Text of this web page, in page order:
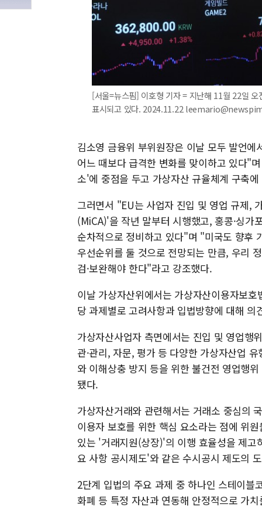
[서울=뉴스핌] 이호형 기자 = 지난해 11월 22일
표시되고 있다. 2024.11.22
김소영 금융위 부위원장은 이날 모두 발언
어느 때보다 급격한 변화를 맞이하고 있다"
소'에 중점을 두고 가상자산 규율체계 구축
그러면서 "EU는 사업자 진입 및 영업 규제,
(MiCA)'을 작년 말부터 시행했고, 홍콩·싱
순차적으로 정비하고 있다"며 "미국도 향후
우선순위를 둘 것으로 전망되는 만큼, 우리
검·보완해야 한다"라고 강조했다.
이날 가상자산위에서는 가상자산이용자보
당 과제별로 고려사항과 입법방향에 대해 의
가상자산사업자 측면에서는 진입 및 영업행
관·관리, 자문, 평가 등 다양한 가상자산업
와 이해상충 방지 등을 위한 불건전 영업행
됐다.
가상자산거래와 관련해서는 거래소 중심의
이용자 보호를 위한 핵심 요소라는 점에 위
있는 '거래지원(상장)'의 이행 효율성을 제
요 사항 공시제도'와 같은 수시공시 제도의
2단계 입법의 주요 과제 중 하나인 스테이블
화폐 등 특정 자산과 연동해 안정적으로 가